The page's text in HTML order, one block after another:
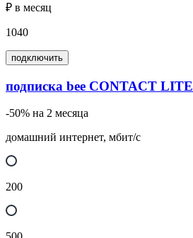
₽ в месяц
1040
подключить
подписка bee CONTACT LITE
-50% на 2 месяца
домашний интернет, мбит/с
200